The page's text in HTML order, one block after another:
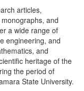
articles,
and
a wide range of
engineering, and
and
heritage of the
the period of
State University.